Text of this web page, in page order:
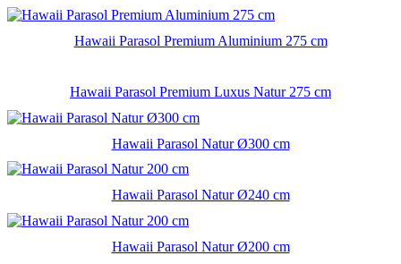
Hawaii Parasol Premium Aluminium 275 cm
Hawaii Parasol Premium Luxus Natur 275 cm
Hawaii Parasol Natur Ø300 cm
Hawaii Parasol Natur Ø240 cm
Hawaii Parasol Natur Ø200 cm